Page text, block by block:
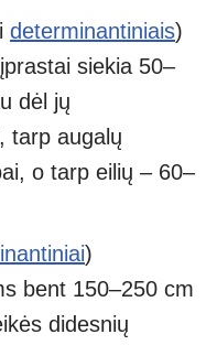
determinantiniais)
siekia 50–
dėl jų
tarp augalų
o tarp eilių – 60–
)
bent 150–250 cm
didesnių